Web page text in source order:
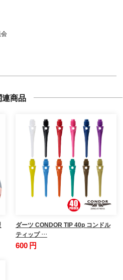
商品
ダーツ CONDOR TIP 40p コンドル
ティップ …
600 円